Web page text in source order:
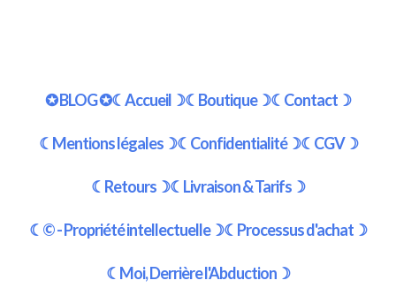
✪ BLOG ✪☾Accueil☽☾Boutique☽☾Contact☽
☾Mentions légales☽☾Confidentialité☽☾CGV☽
☾Retours☽☾Livraison & Tarifs☽
☾© - Propriété intellectuelle☽☾Processus d'achat☽
☾Moi, Derrière l'Abduction☽